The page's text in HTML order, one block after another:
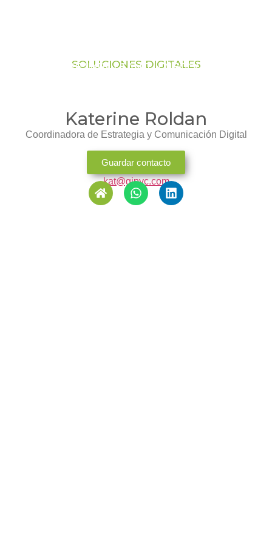
SOLUCIONES DIGITALES
QUE IMPULSAN TU NEGOCIO
Katerine Roldan
Coordinadora de Estrategia y Comunicación Digital
Guardar contacto
kat@gipyc.com